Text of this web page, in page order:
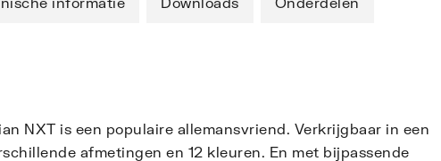
NXT is een populaire allemansvriend. Verkrijgbaar in een
afmetingen en 12 kleuren. En met bijpassende